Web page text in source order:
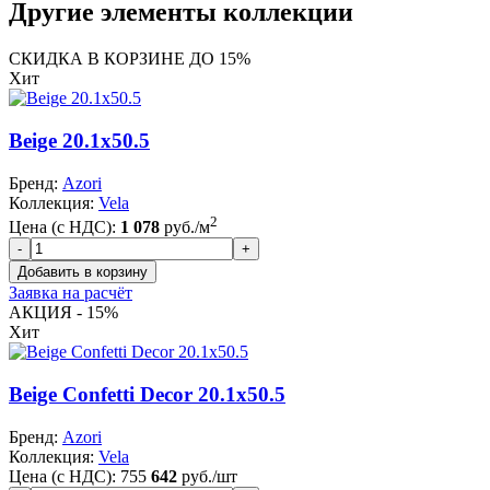
Другие элементы коллекции
СКИДКА В КОРЗИНЕ ДО 15%
Хит
Beige 20.1x50.5
Бренд: Azori
Коллекция: Vela
Цена (с НДС): 1 078 руб./м2
Заявка на расчёт
АКЦИЯ - 15%
Хит
Beige Confetti Decor 20.1x50.5
Бренд: Azori
Коллекция: Vela
Цена (с НДС): 755 642 руб./шт